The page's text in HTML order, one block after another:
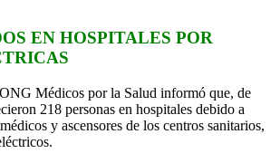
EN HOSPITALES POR
Médicos por la Salud informó que, de
218 personas en hospitales debido a
y ascensores de los centros sanitarios,